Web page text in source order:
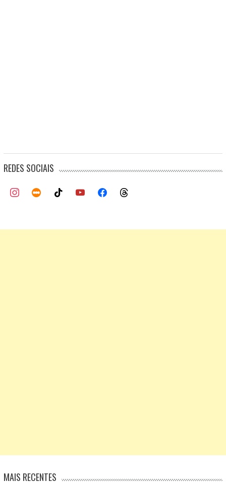
REDES SOCIAIS
MAIS RECENTES